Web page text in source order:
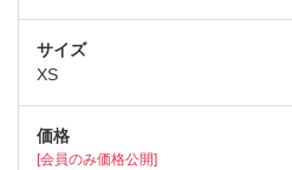
XS
[会員のみ価格公開]